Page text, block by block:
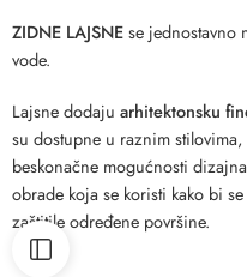
ZIDNE LAJSNEse jednostavno
vode.
Lajsne dodaju arhitektonsku
su dostupne u raznim
beskonačne mogućnosti
obrade koja se koristi kako bi
zaštitile određene površine.